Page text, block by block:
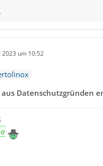
2023 um 10:52
aus Datenschutzgründen